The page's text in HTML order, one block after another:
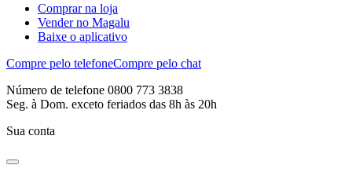
Comprar na loja
Vender no Magalu
Baixe o aplicativo
Compre pelo telefoneCompre pelo chat
Número de telefone 0800 773 3838
Seg. à Dom. exceto feriados das 8h às 20h
Sua conta